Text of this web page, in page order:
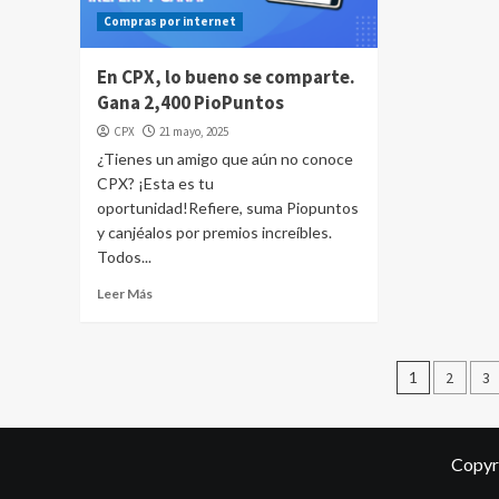
Compras por internet
En CPX, lo bueno se comparte.
Gana 2,400 PioPuntos
CPX 21 mayo, 2025
¿Tienes un amigo que aún no conoce
CPX? ¡Esta es tu
oportunidad!Refiere, suma Piopuntos
y canjéalos por premios increíbles.
Todos...
Leer Más
1 2 3